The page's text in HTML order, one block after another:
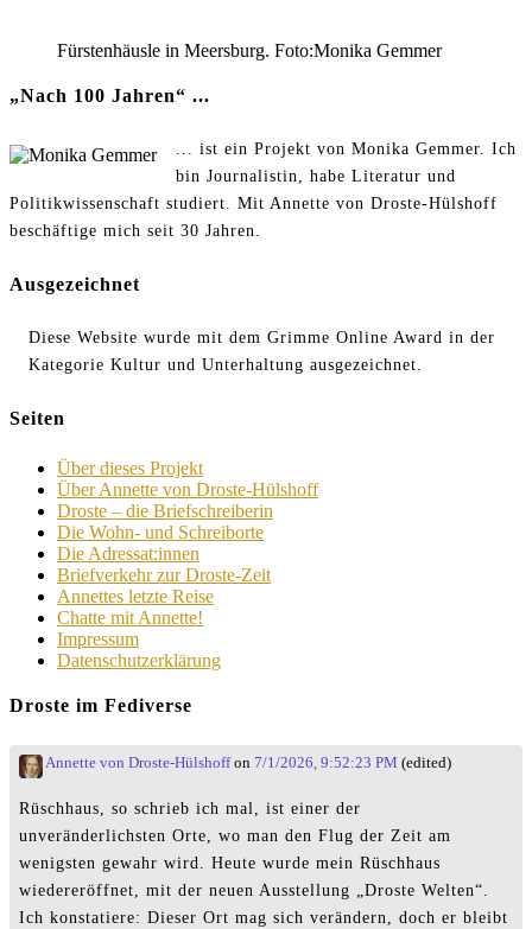
Fürstenhäusle in Meersburg. Foto:Monika Gemmer
„Nach 100 Jahren“ ...
... ist ein Projekt von Monika Gemmer. Ich
bin Journalistin, habe Literatur und
Politikwissenschaft studiert. Mit Annette von Droste-Hülshoff
beschäftige mich seit 30 Jahren.
Ausgezeichnet
Diese Website wurde mit dem Grimme Online Award in der
Kategorie Kultur und Unterhaltung ausgezeichnet.
Seiten
Über dieses Projekt
Über Annette von Droste-Hülshoff
Droste – die Briefschreiberin
Die Wohn- und Schreiborte
Die Adressat:innen
Briefverkehr zur Droste-Zeit
Annettes letzte Reise
Chatte mit Annette!
Impressum
Datenschutzerklärung
Droste im Fediverse
Annette von Droste-Hülshoffon 7/1/2026, 9:52:23 PM (edited)
Rüschhaus, so schrieb ich mal, ist einer der
unveränderlichsten Orte, wo man den Flug der Zeit am
wenigsten gewahr wird. Heute wurde mein Rüschhaus
wiedereröffnet, mit der neuen Ausstellung „Droste Welten“.
Ich konstatiere: Dieser Ort mag sich verändern, doch er bleibt